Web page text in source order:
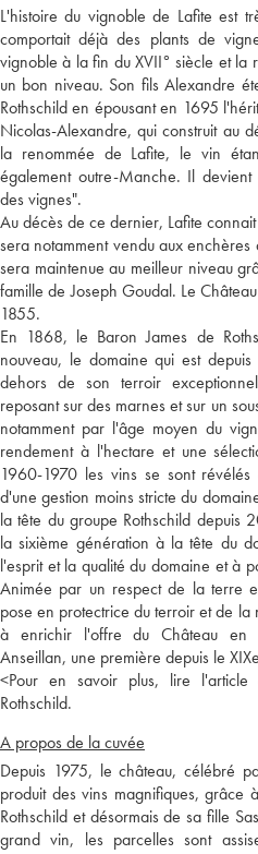
L'histoire du vignoble de Lafite est
comportait déjà des plants de
vignoble à la fin du XVII° siècle et la
un bon niveau. Son fils Alexandre
Rothschild en épousant en 1695
Nicolas-Alexandre, qui construit au
la renommée de Lafite, le vin
également outre-Manche. Il
des vignes".
Au décès de ce dernier, Lafite
sera notamment vendu aux
sera maintenue au meilleur niveau
famille de Joseph Goudal. Le
1855.
En 1868, le Baron James de
nouveau, le domaine qui est
dehors de son terroir
reposant sur des marnes et sur un
notamment par l'âge moyen du
rendement à l'hectare et une
1960-1970 les vins se sont
d'une gestion moins stricte du
la tête du groupe Rothschild depuis
la sixième génération à la tête du
l'esprit et la qualité du domaine et à
Animée par un respect de la terre
pose en protectrice du terroir et de la
à enrichir l'offre du Château en
Anseillan, une première depuis le
<Pour en savoir plus, lire
Rothschild.
A propos de la cuvée
Depuis 1975, le château, célébré
produit des vins magnifiques, grâce
Rothschild et désormais de sa fille
grand vin, les parcelles sont